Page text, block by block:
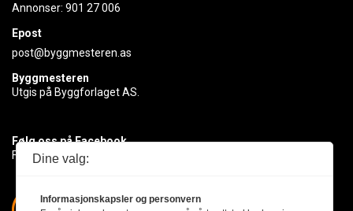
Annonser: 901 27 006
Epost
post@byggmesteren.as
Byggmesteren
Utgis på Byggforlaget AS.
Følg oss på Facebook
Få med deg det siste innen byggebransjen
Dine valg:
Informasjonskapsler og personvern